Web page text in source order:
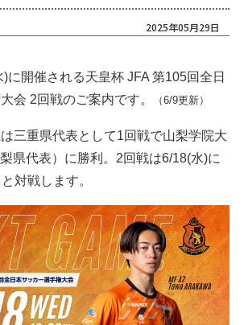
2025年05月29日
に開催される天皇杯 JFA 第105回全日
会 2回戦のご案内です。
（6/9更新）
三重県代表として1回戦で山梨学院大
県代表）に勝利。2回戦は6/18(水)に
対戦します。